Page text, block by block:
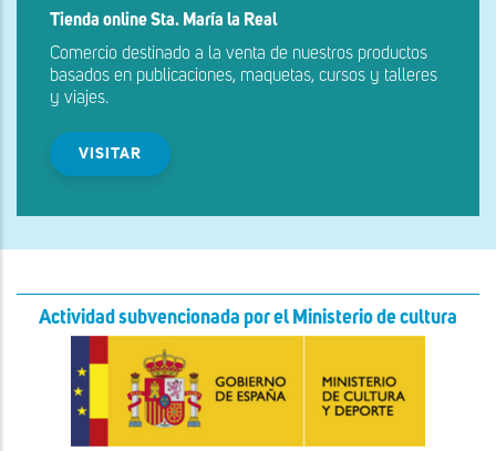
Tienda online Sta. María la Real
Comercio destinado a la venta de nuestros productos
basados en publicaciones, maquetas, cursos y talleres
y viajes.
VISITAR
Actividad subvencionada por el Ministerio de cultura